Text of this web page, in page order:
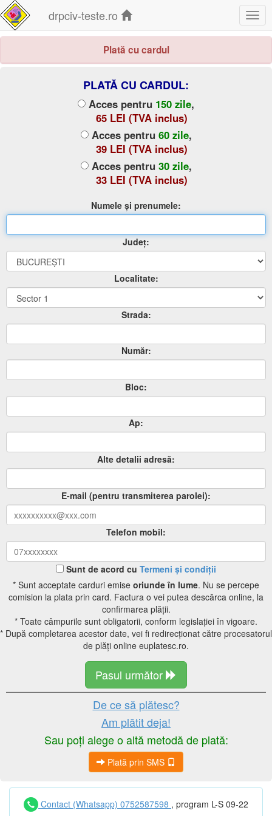
drpciv-teste.ro
Plată cu cardul
PLATĂ CU CARDUL:
Acces pentru 150 zile,
65 LEI (TVA inclus)
Acces pentru 60 zile,
39 LEI (TVA inclus)
Acces pentru 30 zile,
33 LEI (TVA inclus)
Numele și prenumele:
Județ:
Localitate:
Strada:
Număr:
Bloc:
Ap:
Alte detalii adresă:
E-mail (pentru transmiterea parolei):
Telefon mobil:
Sunt de acord cu Termeni și condiții
* Sunt acceptate carduri emise oriunde în lume. Nu se percepe
comision la plata prin card. Factura o vei putea descărca online, la
confirmarea plății.
* Toate câmpurile sunt obligatorii, conform legislației în vigoare.
* După completarea acestor date, vei fi redirecționat către procesatorul
de plăți online euplatesc.ro.
Pasul următor
De ce să plătesc?
Am plătit deja!
Sau poți alege o altă metodă de plată:
Plată prin SMS
Contact (Whatsapp) 0752587598 , program L-S 09-22